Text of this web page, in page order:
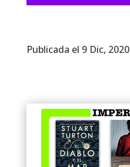
Publicada el 9 Dic, 2020